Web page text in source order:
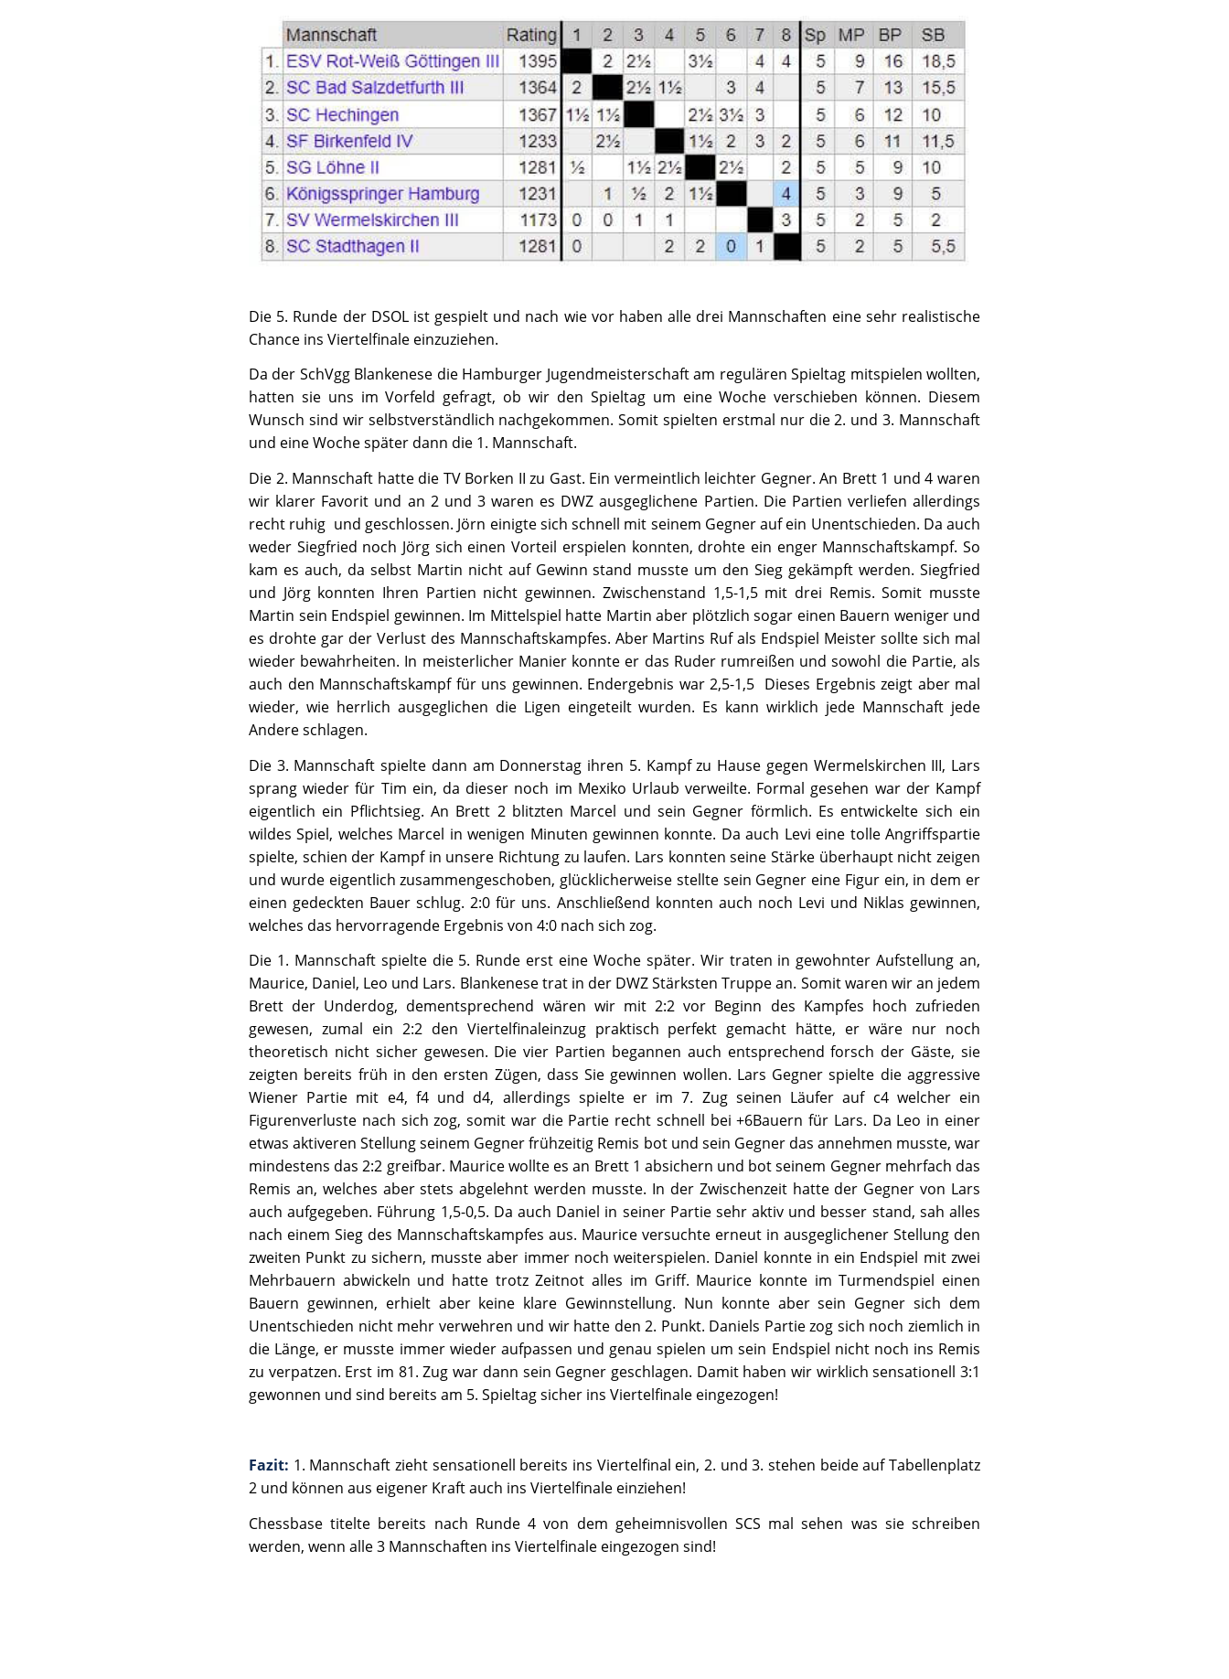
Die 5. Runde der DSOL ist gespielt und nach wie vor haben alle drei Mannschaften eine sehr realistische
Chance ins Viertelfinale einzuziehen.
Da der SchVgg Blankenese die Hamburger Jugendmeisterschaft am regulären Spieltag mitspielen wollten,
hatten sie uns im Vorfeld gefragt, ob wir den Spieltag um eine Woche verschieben können. Diesem
Wunsch sind wir selbstverständlich nachgekommen. Somit spielten erstmal nur die 2. und 3. Mannschaft
und eine Woche später dann die 1. Mannschaft.
Die 2. Mannschaft hatte die TV Borken II zu Gast. Ein vermeintlich leichter Gegner. An Brett 1 und 4 waren
wir klarer Favorit und an 2 und 3 waren es DWZ ausgeglichene Partien. Die Partien verliefen allerdings
recht ruhig und geschlossen. Jörn einigte sich schnell mit seinem Gegner auf ein Unentschieden. Da auch
weder Siegfried noch Jörg sich einen Vorteil erspielen konnten, drohte ein enger Mannschaftskampf. So
kam es auch, da selbst Martin nicht auf Gewinn stand musste um den Sieg gekämpft werden. Siegfried
und Jörg konnten Ihren Partien nicht gewinnen. Zwischenstand 1,5-1,5 mit drei Remis. Somit musste
Martin sein Endspiel gewinnen. Im Mittelspiel hatte Martin aber plötzlich sogar einen Bauern weniger und
es drohte gar der Verlust des Mannschaftskampfes. Aber Martins Ruf als Endspiel Meister sollte sich mal
wieder bewahrheiten. In meisterlicher Manier konnte er das Ruder rumreißen und sowohl die Partie, als
auch den Mannschaftskampf für uns gewinnen. Endergebnis war 2,5-1,5 Dieses Ergebnis zeigt aber mal
wieder, wie herrlich ausgeglichen die Ligen eingeteilt wurden. Es kann wirklich jede Mannschaft jede
Andere schlagen.
Die 3. Mannschaft spielte dann am Donnerstag ihren 5. Kampf zu Hause gegen Wermelskirchen III, Lars
sprang wieder für Tim ein, da dieser noch im Mexiko Urlaub verweilte. Formal gesehen war der Kampf
eigentlich ein Pflichtsieg. An Brett 2 blitzten Marcel und sein Gegner förmlich. Es entwickelte sich ein
wildes Spiel, welches Marcel in wenigen Minuten gewinnen konnte. Da auch Levi eine tolle Angriffspartie
spielte, schien der Kampf in unsere Richtung zu laufen. Lars konnten seine Stärke überhaupt nicht zeigen
und wurde eigentlich zusammengeschoben, glücklicherweise stellte sein Gegner eine Figur ein, in dem er
einen gedeckten Bauer schlug. 2:0 für uns. Anschließend konnten auch noch Levi und Niklas gewinnen,
welches das hervorragende Ergebnis von 4:0 nach sich zog.
Die 1. Mannschaft spielte die 5. Runde erst eine Woche später. Wir traten in gewohnter Aufstellung an,
Maurice, Daniel, Leo und Lars. Blankenese trat in der DWZ Stärksten Truppe an. Somit waren wir an jedem
Brett der Underdog, dementsprechend wären wir mit 2:2 vor Beginn des Kampfes hoch zufrieden
gewesen, zumal ein 2:2 den Viertelfinaleinzug praktisch perfekt gemacht hätte, er wäre nur noch
theoretisch nicht sicher gewesen. Die vier Partien begannen auch entsprechend forsch der Gäste, sie
zeigten bereits früh in den ersten Zügen, dass Sie gewinnen wollen. Lars Gegner spielte die aggressive
Wiener Partie mit e4, f4 und d4, allerdings spielte er im 7. Zug seinen Läufer auf c4 welcher ein
Figurenverluste nach sich zog, somit war die Partie recht schnell bei +6Bauern für Lars. Da Leo in einer
etwas aktiveren Stellung seinem Gegner frühzeitig Remis bot und sein Gegner das annehmen musste, war
mindestens das 2:2 greifbar. Maurice wollte es an Brett 1 absichern und bot seinem Gegner mehrfach das
Remis an, welches aber stets abgelehnt werden musste. In der Zwischenzeit hatte der Gegner von Lars
auch aufgegeben. Führung 1,5-0,5. Da auch Daniel in seiner Partie sehr aktiv und besser stand, sah alles
nach einem Sieg des Mannschaftskampfes aus. Maurice versuchte erneut in ausgeglichener Stellung den
zweiten Punkt zu sichern, musste aber immer noch weiterspielen. Daniel konnte in ein Endspiel mit zwei
Mehrbauern abwickeln und hatte trotz Zeitnot alles im Griff. Maurice konnte im Turmendspiel einen
Bauern gewinnen, erhielt aber keine klare Gewinnstellung. Nun konnte aber sein Gegner sich dem
Unentschieden nicht mehr verwehren und wir hatte den 2. Punkt. Daniels Partie zog sich noch ziemlich in
die Länge, er musste immer wieder aufpassen und genau spielen um sein Endspiel nicht noch ins Remis
zu verpatzen. Erst im 81. Zug war dann sein Gegner geschlagen. Damit haben wir wirklich sensationell 3:1
gewonnen und sind bereits am 5. Spieltag sicher ins Viertelfinale eingezogen!
Fazit: 1. Mannschaft zieht sensationell bereits ins Viertelfinal ein, 2. und 3. stehen beide auf Tabellenplatz
2 und können aus eigener Kraft auch ins Viertelfinale einziehen!
Chessbase titelte bereits nach Runde 4 von dem geheimnisvollen SCS mal sehen was sie schreiben
werden, wenn alle 3 Mannschaften ins Viertelfinale eingezogen sind!